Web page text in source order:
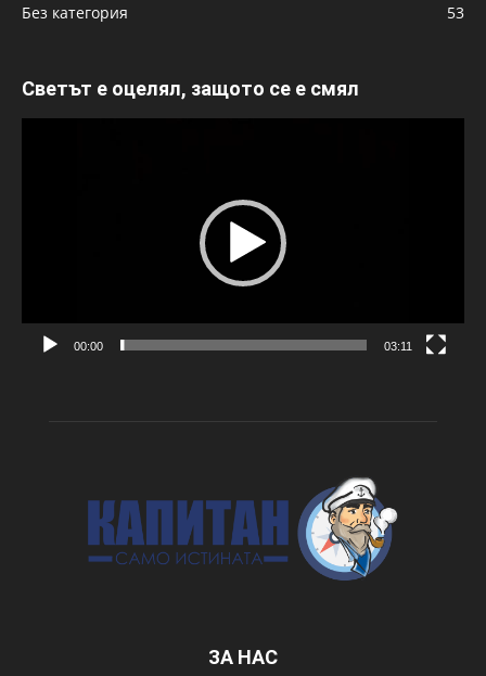
Без категория
53
Светът е оцелял, защото се е смял
00:00 03:11
ЗА НАС